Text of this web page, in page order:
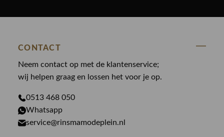
Paul en Shark
PME Legend
Butcher of Blue
Blouses
Broeken
Gilets
Jassen
Jeans
Broeken
Colberts
Giftcards
Jassen
Overhemden
CONTACT
Neem contact op met de klantenservice;
wij helpen graag en lossen het voor je op.
0513 468 050
Whatsapp
service@rinsmamodeplein.nl